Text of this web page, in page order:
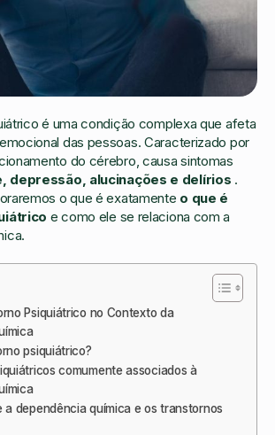
é uma condição complexa que afeta
das pessoas. Caracterizado por
do cérebro, causa sintomas
depressão, alucinações e delírios .
o que é exatamente o que é
e como ele se relaciona com a
Psiquiátrico no Contexto da
psiquiátrico?
comumente associados à
a dependência química e os transtornos